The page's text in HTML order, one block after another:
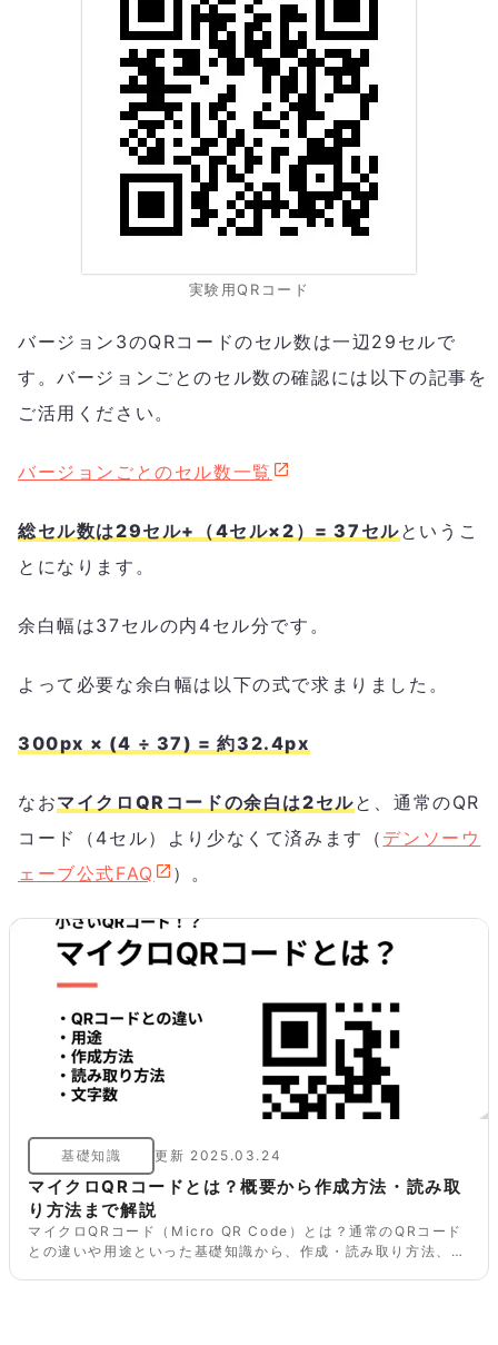
実験用QRコード
バージョン3のQRコードのセル数は一辺29セルで
す。バージョンごとのセル数の確認には以下の記事を
ご活用ください。
バージョンごとのセル数一覧
総セル数は29セル+（4セル×2）= 37セルというこ
とになります。
余白幅は37セルの内4セル分です。
よって必要な余白幅は以下の式で求まりました。
300px × (4 ÷ 37) = 約32.4px
なおマイクロQRコードの余白は2セルと、通常のQR
コード（4セル）より少なくて済みます（ デンソーウ
ェーブ公式FAQ
）。
基礎知識 更新 2025.03.24
マイクロQRコードとは？概要から作成方法・読み取
り方法まで解説
マイクロQRコード（Micro QR Code）とは？通常のQRコード
との違いや用途といった基礎知識から、作成・読み取り方法、対